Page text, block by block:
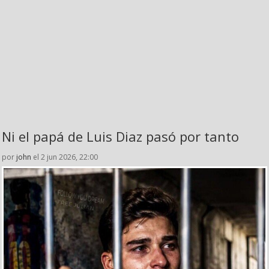
Ni el papá de Luis Diaz pasó por tanto
por john el 2 jun 2026, 22:00